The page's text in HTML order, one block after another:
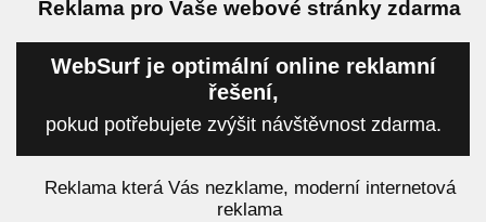
Reklama pro Vaše webové stránky zdarma
WebSurf je optimální online reklamní
řešení,
pokud potřebujete zvýšit návštěvnost zdarma.
Reklama která Vás nezklame, moderní internetová
reklama